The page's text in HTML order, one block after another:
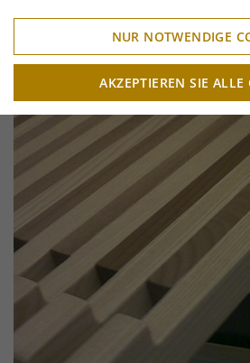
NUR NOTWENDIGE
AKZEPTIEREN SIE ALLE